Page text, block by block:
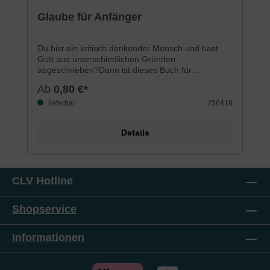
Glaube für Anfänger
Du bist ein kritisch denkender Mensch und hast
Gott aus unterschiedlichen Gründen
abgeschrieben?Dann ist dieses Buch für
es sich lohnt, genauer hinzuschauen, und dass die
Botschaft der Bibel – sofern sie wahr ist – alle
dieses Buch erzählen, wie großartig Gott ist, wie
verpasst …
Ab 0,80 €*
lieferbar 256418
Details
CLV Hotline
Shopservice
Informationen